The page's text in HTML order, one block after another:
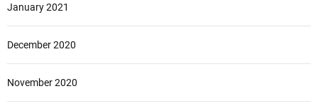
January 2021
December 2020
November 2020